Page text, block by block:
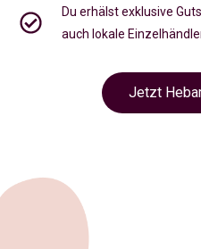
Du erhälst exklusive
auch lokale
Jetzt